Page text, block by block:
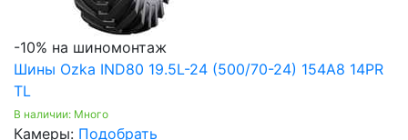
-10% на шиномонтаж
Шины Ozka IND80 19.5L-24 (500/70-24) 154A8 14PR
TL
В наличии: Много
Камеры: Подобрать